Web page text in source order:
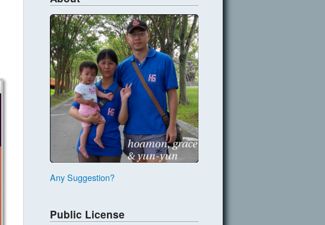
Any Suggestion?
Public License